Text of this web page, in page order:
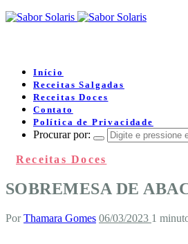
Início
Receitas Salgadas
Receitas Doces
Contato
Política de Privacidade
Procurar por:
Receitas Doces
SOBREMESA DE
Por Thamara Gomes 06/03/2023 1